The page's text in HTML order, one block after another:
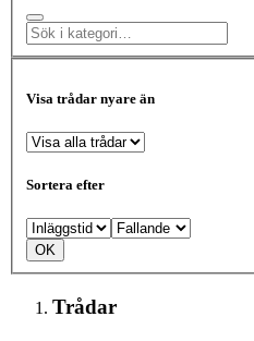
Visa trådar nyare än
Sortera efter
Trådar